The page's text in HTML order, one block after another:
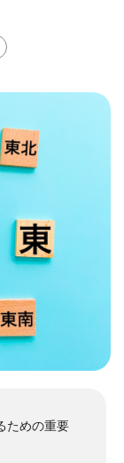
ための重要